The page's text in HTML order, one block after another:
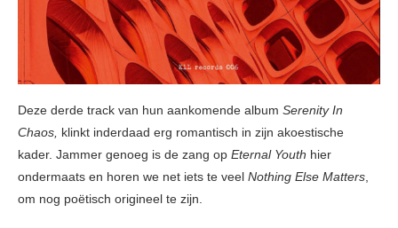
Deze derde track van hun aankomende album Serenity In
Chaos, klinkt inderdaad erg romantisch in zijn akoestische
kader. Jammer genoeg is de zang op Eternal Youth hier
ondermaats en horen we net iets te veel Nothing Else Matters,
om nog poëtisch origineel te zijn.